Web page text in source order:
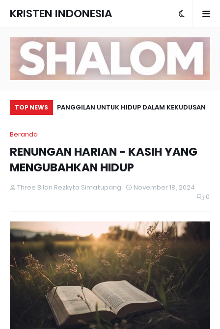
KRISTEN INDONESIA
TOP NEWS
CINTA UANG PANGGILAN UNTUK HIDUP DALAM KEKUDUSAN
Beranda
RENUNGAN HARIAN - KASIH YANG
MENGUBAHKAN HIDUP
Three Bilan Rezkyta Simatupang
November 18, 2024
0